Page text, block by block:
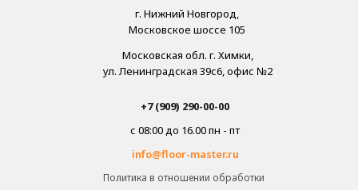
г. Нижний Новгород,
Московское шоссе 105
info@floor-master.ru
+7 (909) 290-00-00
с 08:00 до 16.00 пн - пт
Московская обл. г. Химки,
ул. Ленинградская 39с6, офис №2
Политика в отношении обработки